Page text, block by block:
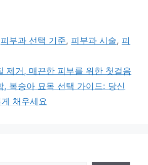
피부과 선택 기준, 피부과 시술, 피
제거, 매끈한 피부를 위한 첫걸음
, 복숭아 묘목 선택 가이드: 당신
채우세요